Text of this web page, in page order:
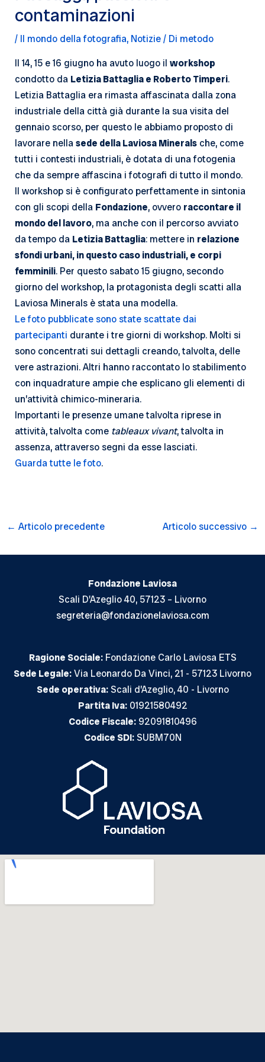
contaminazioni
/ Il mondo della fotografia, Notizie/ Di metodo
Il 14, 15 e 16 giugno ha avuto luogo il workshop
condotto da Letizia Battaglia e Roberto Timperi.
Letizia Battaglia era rimasta affascinata dalla zona
industriale della città già durante la sua visita del
gennaio scorso, per questo le abbiamo proposto di
lavorare nellasede della Laviosa Mineralsche, come
tutti i contesti industriali, è dotata di una fotogenia
che da sempre affascina i fotografi di tutto il mondo.
Il workshop si è configurato perfettamente in sintonia
con gli scopi della Fondazione, ovvero raccontare il
mondo del lavoro, ma anche con il percorso avviato
da tempo da Letizia Battaglia: mettere in relazione
sfondi urbani, in questo caso industriali, e corpi
femminili. Per questo sabato 15 giugno, secondo
giorno del workshop, la protagonista degli scatti alla
Laviosa Minerals è stata una modella.
Le foto pubblicate sono state scattate dai
partecipanti durante i tre giorni di workshop. Molti si
sono concentrati sui dettagli creando, talvolta, delle
vere astrazioni. Altri hanno raccontato lo stabilimento
con inquadrature ampie che esplicano gli elementi di
un’attività chimico-mineraria.
Importanti le presenze umane talvolta riprese in
attività, talvolta come tableaux vivant, talvolta in
assenza, attraverso segni da esse lasciati.
Guarda tutte le foto.
Navigazione
← Articolo precedente Articolo successivo →
Fondazione Laviosa
Scali D'Azeglio 40, 57123 – Livorno
segreteria@fondazionelaviosa.com
Ragione Sociale:Fondazione Carlo Laviosa ETS
Sede Legale:Via Leonardo Da Vinci, 21 - 57123 Livorno
Sede operativa:Scali d’Azeglio, 40 - Livorno
Partita Iva:01921580492
Codice Fiscale:92091810496
Codice SDI:SUBM70N